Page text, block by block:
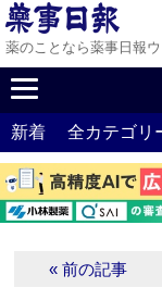
薬のことなら薬事日報
新着 全カテゴリ
« 前の記事